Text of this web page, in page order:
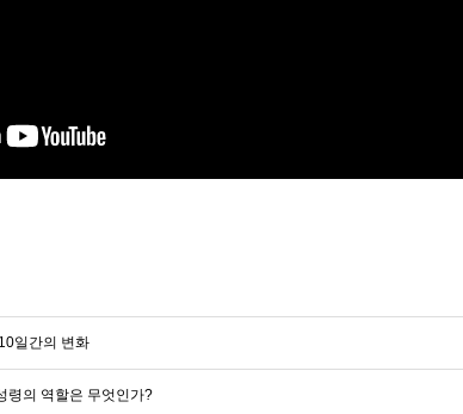
일간의 변화
령의 역할은 무엇인가?